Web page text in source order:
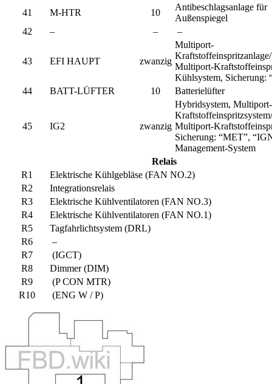
41
M-HTR 10
Antibeschlagsanlage für
Außenspiegel
42
– – –
43 EFI HAUPT zwanzig
Multiport-
Multiport-
Kühlsystem, Sicherung:
44
BATT-LÜFTER 10 Batterielüfter
45 IG2 zwanzig
Hybridsystem, Multiport-
Multiport-
Sicherung: “MET”,
Management-System
Relais
R1
Elektrische Kühlgebläse (FAN NO.2)
R2
Integrationsrelais
R3
Elektrische Kühlventilatoren (FAN NO.3)
R4
Elektrische Kühlventilatoren (FAN NO.1)
R5
Tagfahrlichtsystem (DRL)
R6
–
R7
(IGCT)
R8
Dimmer (DIM)
R9
(P CON MTR)
R10
(ENG W / P)